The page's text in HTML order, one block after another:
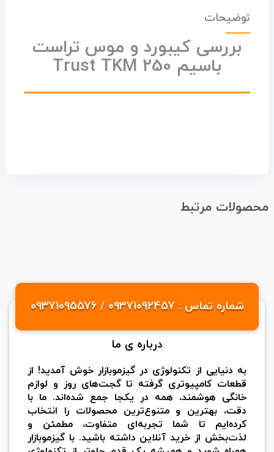
توضیحات
بررسی کیبورد و موس تراست
باسیم Trust TKM 250
محصولات مرتبط
شماره تماس : 09371092457 / 09371095576
درباره ی ما
به دنیایی از تکنولوژی در گیزموبازار خوش آمدید! از
قطعات کامپیوتری گرفته تا گجت‌های روز و لوازم
خانگی هوشمند، همه در یکجا جمع شده‌اند. ما با
دقت، بهترین و متنوع‌ترین محصولات را انتخاب
کرده‌ایم تا شما تجربه‌ای متفاوت، مطمئن و
لذت‌بخش از خرید آنلاین داشته باشید. با گیزموبازار